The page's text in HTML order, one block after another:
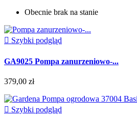
Obecnie brak na stanie
 Szybki podgląd
GA9025 Pompa zanurzeniowo-...
379,00 zł
 Szybki podgląd